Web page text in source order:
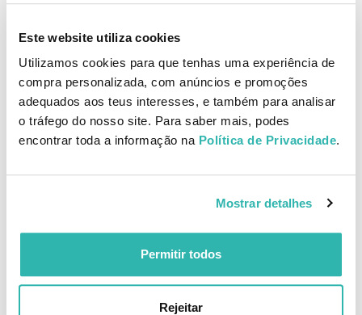
Este website utiliza cookies
Utilizamos cookies para que tenhas uma experiência de
compra personalizada, com anúncios e promoções
adequados aos teus interesses, e também para analisar
o tráfego do nosso site. Para saber mais, podes
encontrar toda a informação na Política de Privacidade.
Mostrar detalhes
Permitir todos
Rejeitar
Pós-Barbear 75ml
€21.17€29. PVPR
ADICIONAR
€11.61€15. PVPR
ADICIONAR
Nuxe Men Boost Sérum
€36.